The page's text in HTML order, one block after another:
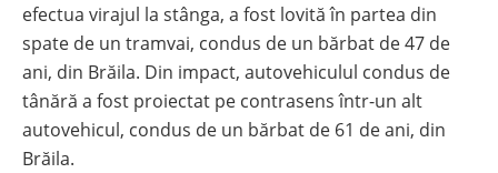
efectua virajul la stânga, a fost lovită în partea din
spate de un tramvai, condus de un bărbat de 47 de
ani, din Brăila. Din impact, autovehiculul condus de
tânără a fost proiectat pe contrasens într-un alt
autovehicul, condus de un bărbat de 61 de ani, din
Brăila.